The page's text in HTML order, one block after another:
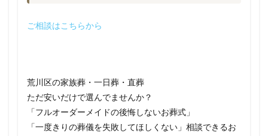
ご相談はこちらから
荒川区の家族葬・一日葬・直葬
ただ安いだけで選んでませんか？
「フルオーダーメイドの後悔しないお葬式」
「一度きりの葬儀を失敗してほしくない」相談できるお